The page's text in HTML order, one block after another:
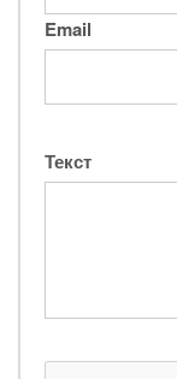
Email
Текст